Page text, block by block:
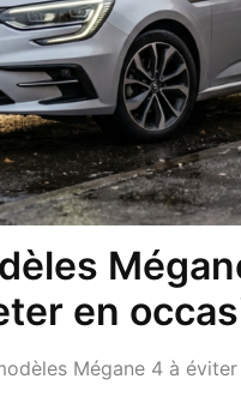
en
Mégane 4 à